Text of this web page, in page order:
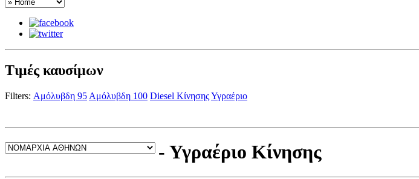
Τιμές καυσίμων
Filters: Αμόλυβδη 95 Αμόλυβδη 100 Diesel ΚίνησηςΥγραέριο
- Υγραέριο Κίνησης